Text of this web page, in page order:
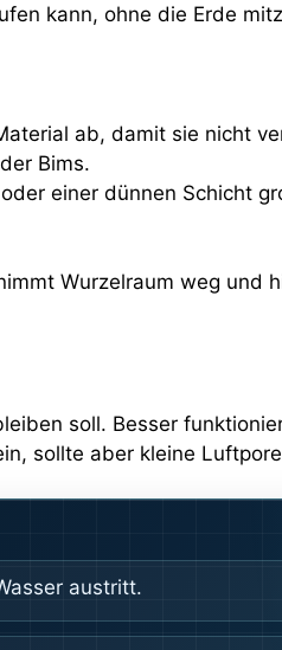
kann, ohne die Erde
ab, damit sie nicht
Bims.
einer dünnen Schicht
Wurzelraum weg und
soll. Besser
sollte aber kleine
austritt.